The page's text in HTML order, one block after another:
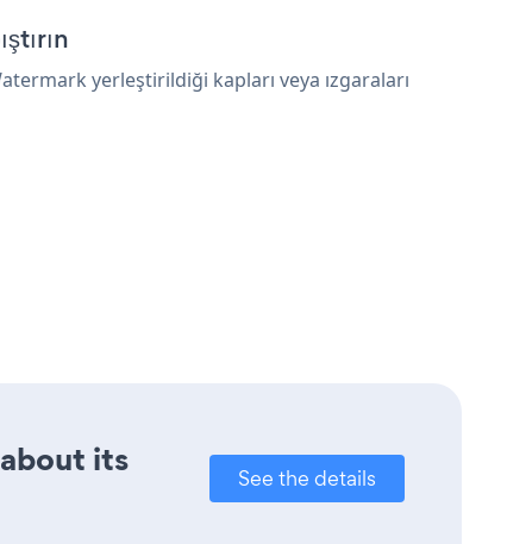
yerleştirildiği kapları veya ızgaraları
its
See the details